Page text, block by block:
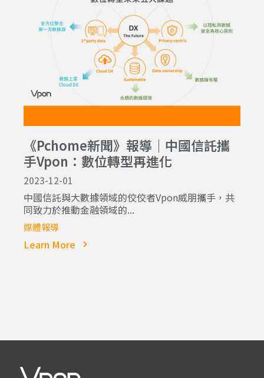
《Pchome新聞》報導｜中國信託攜
手Vpon：數位轉型再進化
2023-12-01
中國信託與大數據領域的佼佼者Vpon威朋攜手，共
同致力於推動金融領域的...
媒體報導
Learn More